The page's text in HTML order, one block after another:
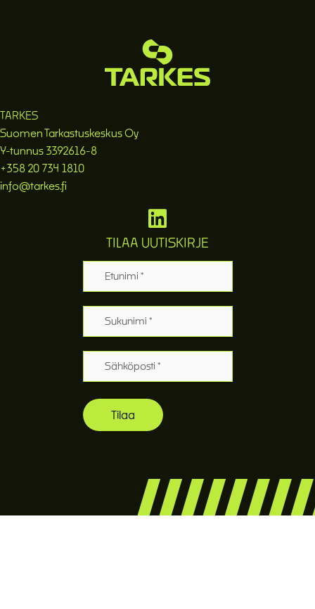
TARKES
Suomen Tarkastuskeskus Oy
Y-tunnus 3392616-8
+358 20 734 1810
info@tarkes.fi
TILAA UUTISKIRJE
Etunimi
Sukunimi
Sähköposti